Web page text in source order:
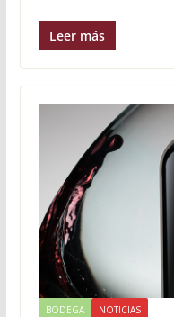
Leer más
BODEGA NOTICIAS